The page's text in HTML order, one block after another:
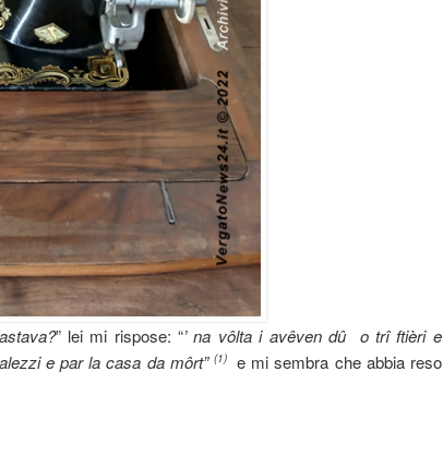
” lei mi rispose: “’ na vôlta i avêven dû o trî ftièri e
e par la casa da môrt” (1)
e mi sembra che abbia reso